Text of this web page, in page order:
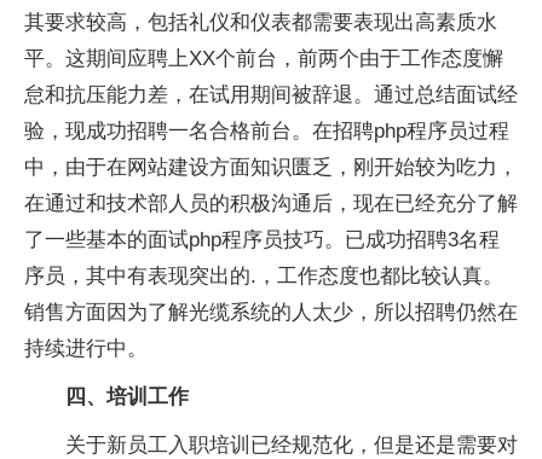
其要求较高，包括礼仪和仪表都需要表现出高素质水
平。这期间应聘上XX个前台，前两个由于工作态度懈
怠和抗压能力差，在试用期间被辞退。通过总结面试经
验，现成功招聘一名合格前台。在招聘php程序员过程
中，由于在网站建设方面知识匮乏，刚开始较为吃力，
在通过和技术部人员的积极沟通后，现在已经充分了解
了一些基本的面试php程序员技巧。已成功招聘3名程
序员，其中有表现突出的.，工作态度也都比较认真。
销售方面因为了解光缆系统的人太少，所以招聘仍然在
持续进行中。
四、培训工作
关于新员工入职培训已经规范化，但是还是需要对